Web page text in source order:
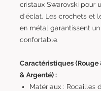
cristaux Swarovski pour
d'éclat. Les crochets et
en métal garantissent
confortable.
Caractéristiques (Rouge
& Argenté) :
Matériaux : Rocailles